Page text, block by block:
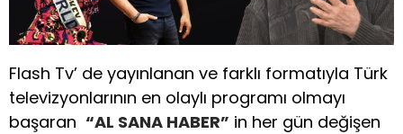
Flash Tv’ de yayınlanan ve farklı formatıyla Türk
televizyonlarının en olaylı programı olmayı
başaran “AL SANA HABER” in her gün değişen